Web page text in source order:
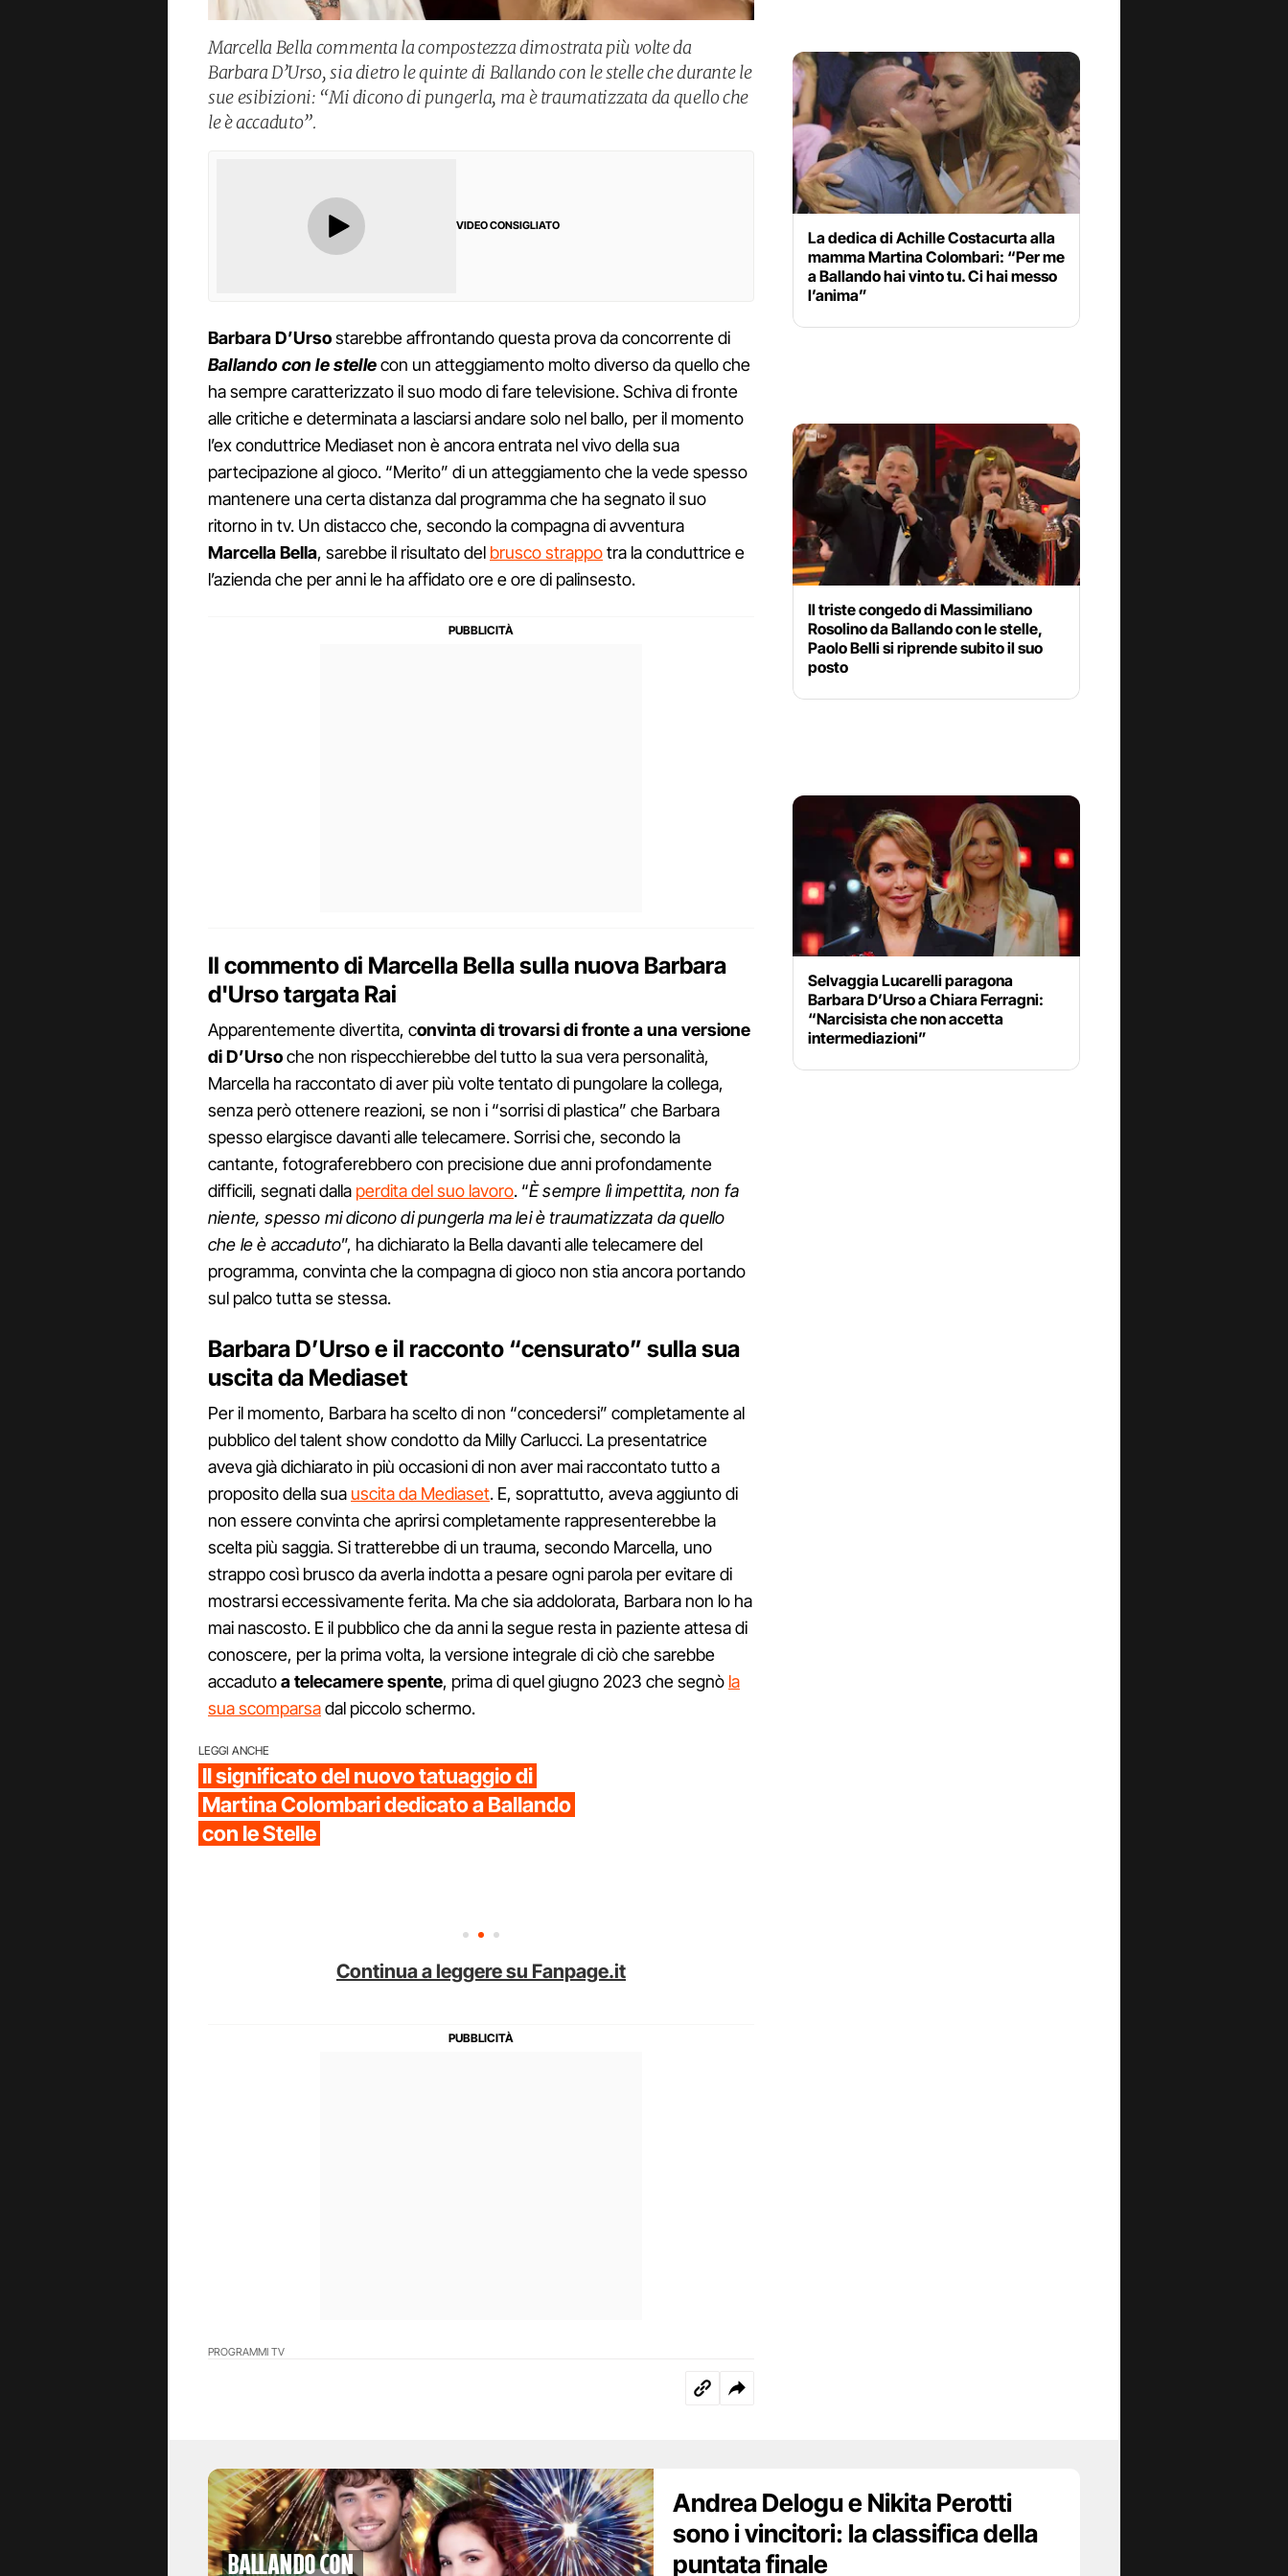
Marcella Bella commenta la compostezza dimostrata più volte da
Barbara D’Urso, sia dietro le quinte di Ballando con le stelle che durante le
sue esibizioni: “Mi dicono di pungerla, ma è traumatizzata da quello che
le è accaduto”.
VIDEO CONSIGLIATO
Barbara D’Ursostarebbe affrontando questa prova da concorrente di
Ballando con le stellecon un atteggiamento molto diverso da quello che
ha sempre caratterizzato il suo modo di fare televisione. Schiva di fronte
alle critiche e determinata a lasciarsi andare solo nel ballo, per il momento
l’ex conduttrice Mediaset non è ancora entrata nel vivo della sua
partecipazione al gioco. “Merito” di un atteggiamento che la vede spesso
mantenere una certa distanza dal programma che ha segnato il suo
ritorno in tv. Un distacco che, secondo la compagna di avventura
Marcella Bella, sarebbe il risultato del brusco strappotra la conduttrice e
l’azienda che per anni le ha affidato ore e ore di palinsesto.
Il commento di Marcella Bella sulla nuova Barbara
d'Urso targata Rai
Apparentemente divertita, convinta di trovarsi di fronte a una versione
di D’Ursoche non rispecchierebbe del tutto la sua vera personalità,
Marcella ha raccontato di aver più volte tentato di pungolare la collega,
senza però ottenere reazioni, se non i “sorrisi di plastica” che Barbara
spesso elargisce davanti alle telecamere. Sorrisi che, secondo la
cantante, fotograferebbero con precisione due anni profondamente
difficili, segnati dalla perdita del suo lavoro. “È sempre lì impettita, non fa
niente, spesso mi dicono di pungerla ma lei è traumatizzata da quello
che le è accaduto”, ha dichiarato la Bella davanti alle telecamere del
programma, convinta che la compagna di gioco non stia ancora portando
sul palco tutta se stessa.
Barbara D’Urso e il racconto “censurato” sulla sua
uscita da Mediaset
Per il momento, Barbara ha scelto di non “concedersi” completamente al
pubblico del talent show condotto da Milly Carlucci. La presentatrice
aveva già dichiarato in più occasioni di non aver mai raccontato tutto a
proposito della sua uscita da Mediaset. E, soprattutto, aveva aggiunto di
non essere convinta che aprirsi completamente rappresenterebbe la
scelta più saggia. Si tratterebbe di un trauma, secondo Marcella, uno
strappo così brusco da averla indotta a pesare ogni parola per evitare di
mostrarsi eccessivamente ferita. Ma che sia addolorata, Barbara non lo ha
mai nascosto. E il pubblico che da anni la segue resta in paziente attesa di
conoscere, per la prima volta, la versione integrale di ciò che sarebbe
accadutoa telecamere spente, prima di quel giugno 2023 che segnò la
sua scomparsadal piccolo schermo.
LEGGI ANCHE
Il significato del nuovo tatuaggio di
Martina Colombari dedicato a Ballando
con le Stelle
Continua a leggere su Fanpage.it
PROGRAMMI TV
La dedica di Achille Costacurta alla
mamma Martina Colombari: “Per me
a Ballando hai vinto tu. Ci hai messo
l’anima”
Il triste congedo di Massimiliano
Rosolino da Ballando con le stelle,
Paolo Belli si riprende subito il suo
posto
Selvaggia Lucarelli paragona
Barbara D’Urso a Chiara Ferragni:
“Narcisista che non accetta
intermediazioni”
Ballando con
Andrea Delogu e Nikita Perotti
sono i vincitori: la classifica della
puntata finale